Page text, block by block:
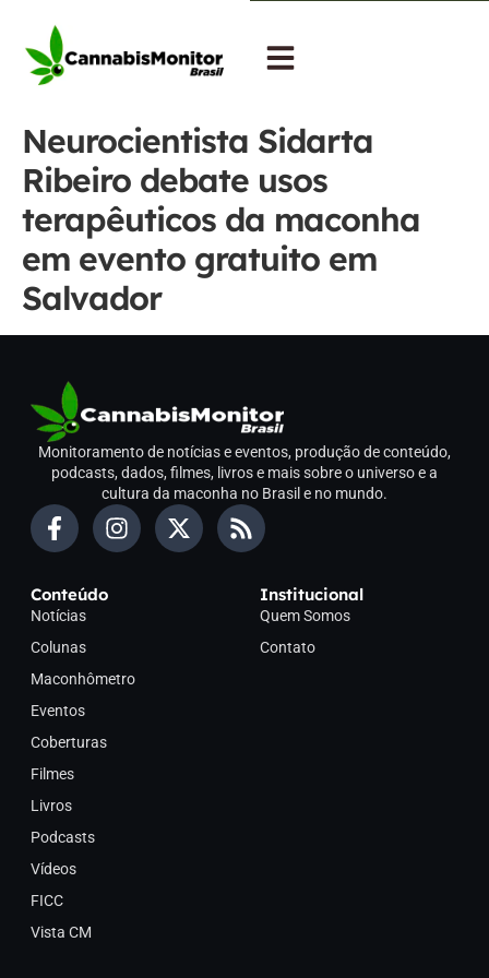
Neurocientista Sidarta
Ribeiro debate usos
terapêuticos da maconha
em evento gratuito em
Salvador
Monitoramento de notícias e eventos, produção de conteúdo,
podcasts, dados, filmes, livros e mais sobre o universo e a
cultura da maconha no Brasil e no mundo.
Conteúdo
Notícias
Colunas
Maconhômetro
Eventos
Coberturas
Filmes
Livros
Podcasts
Vídeos
FICC
Vista CM
Institucional
Quem Somos
Contato